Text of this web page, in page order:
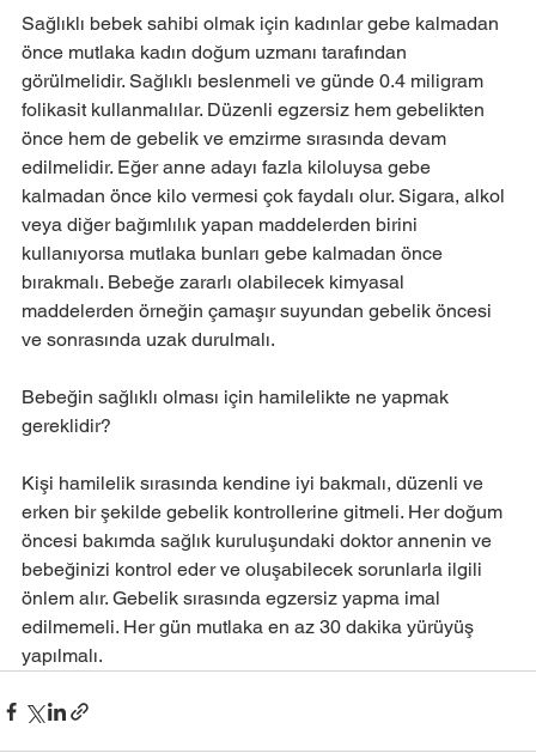
Sağlıklı bebek sahibi olmak için kadınlar gebe kalmadan
önce mutlaka kadın doğum uzmanı tarafından
görülmelidir. Sağlıklı beslenmeli ve günde 0.4 miligram
folikasit kullanmalılar. Düzenli egzersiz hem gebelikten
önce hem de gebelik ve emzirme sırasında devam
edilmelidir. Eğer anne adayı fazla kiloluysa gebe
kalmadan önce kilo vermesi çok faydalı olur. Sigara, alkol
veya diğer bağımlılık yapan maddelerden birini
kullanıyorsa mutlaka bunları gebe kalmadan önce
bırakmalı. Bebeğe zararlı olabilecek kimyasal
maddelerden örneğin çamaşır suyundan gebelik öncesi
ve sonrasında uzak durulmalı.
Bebeğin sağlıklı olması için hamilelikte ne yapmak
gereklidir?
Kişi hamilelik sırasında kendine iyi bakmalı, düzenli ve
erken bir şekilde gebelik kontrollerine gitmeli. Her doğum
öncesi bakımda sağlık kuruluşundaki doktor annenin ve
bebeğinizi kontrol eder ve oluşabilecek sorunlarla ilgili
önlem alır. Gebelik sırasında egzersiz yapma imal
edilmemeli. Her gün mutlaka en az 30 dakika yürüyüş
yapılmalı.